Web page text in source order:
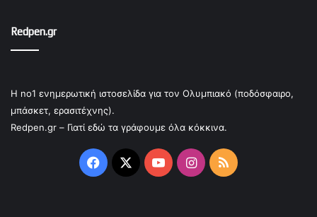
Redpen.gr
Η no1 ενημερωτική ιστοσελίδα για τον Ολυμπιακό (ποδόσφαιρο,
μπάσκετ, ερασιτέχνης).
Redpen.gr – Γιατί εδώ τα γράφουμε όλα κόκκινα.
Facebook
X YouTubeInstagram
RSS